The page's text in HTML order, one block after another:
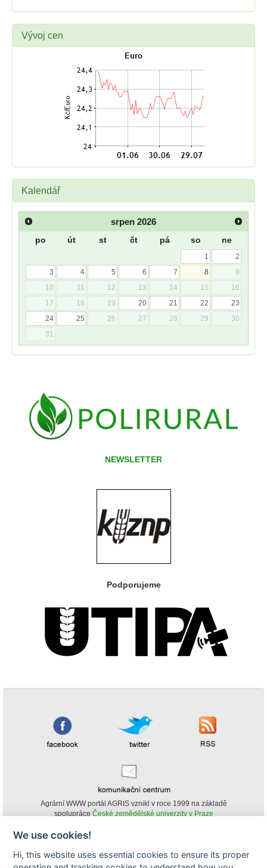
Vývoj cen
Kalendář
srpen 2026
po út st čt pá so ne
1
2
3
4 5 6 7 8
9
10
11 12 13 14 15
16
17
18 19 20 21 22
23
24
25 26 27 28 29
30
31
NEWSLETTER
Podporujeme
Agrární WWW portál AGRIS vznikl v roce 1999 na základě
spolupráce České zemědělské univerzity v Praze
obsahu agrárního WWW portálu AGRIS je možné
(pokud není uvedeno jinak) pouze za podmínky uvedení zdroje v podobě
We use cookies!
Hi, this website uses essential cookies to ensure its proper